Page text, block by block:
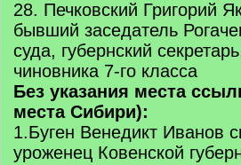
28. Печковский Григорий
бывший заседатель
суда, губернский
чиновника 7-го класса
Без указания места
места Сибири):
1.Буген Венедикт Иванов
уроженец Ковенской